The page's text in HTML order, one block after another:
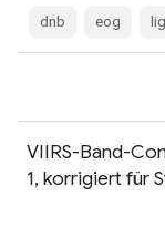
dnb eog
VIIRS-Band-
1, korrigiert für